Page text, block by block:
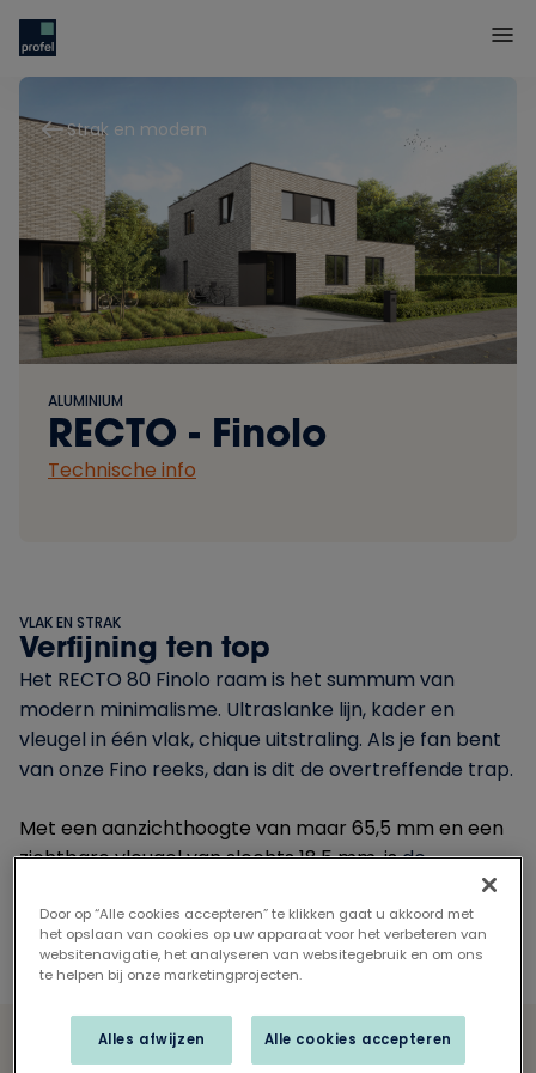
Strak en modern
ALUMINIUM
RECTO - Finolo
Technische info
VLAK EN STRAK
Verfijning ten top
Het RECTO 80 Finolo raam is het summum van
modern minimalisme. Ultraslanke lijn, kader en
vleugel in één vlak, chique uitstraling. Als je fan bent
van onze Fino reeks, dan is dit de overtreffende trap.
Met een aanzichthoogte van maar 65,5 mm en een
zichtbare vleugel van slechts 18,5 mm, isde
Door op “Alle cookies accepteren” te klikken gaat u akkoord met
het opslaan van cookies op uw apparaat voor het verbeteren van
websitenavigatie, het analyseren van websitegebruik en om ons
te helpen bij onze marketingprojecten.
Alles afwijzen Alle cookies accepteren